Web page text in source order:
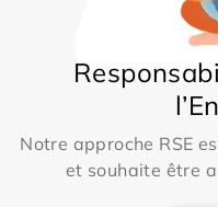
Notre approche RSE
et souhaite être